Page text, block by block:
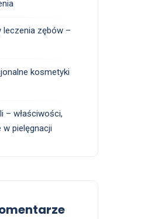
leczenia zębów –
kosmetyki
– właściwości,
pielęgnacji